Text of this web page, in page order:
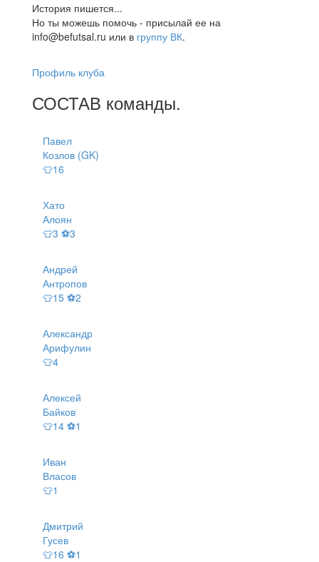
История пишется...
Но ты можешь помочь - присылай ее на
info@befutsal.ru или в группу ВК.
Профиль клуба
СОСТАВ команды.
Павел
Козлов (GK)
👕16
Хато
Алоян
👕3 ⚽3
Андрей
Антропов
👕15 ⚽2
Александр
Арифулин
👕4
Алексей
Байков
👕14 ⚽1
Иван
Власов
👕1
Дмитрий
Гусев
👕16 ⚽1